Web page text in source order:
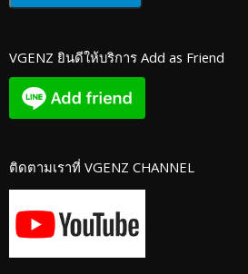
VGENZ ยินดีให้บริการ Add as Friend
ติดตามเราที่ VGENZ CHANNEL